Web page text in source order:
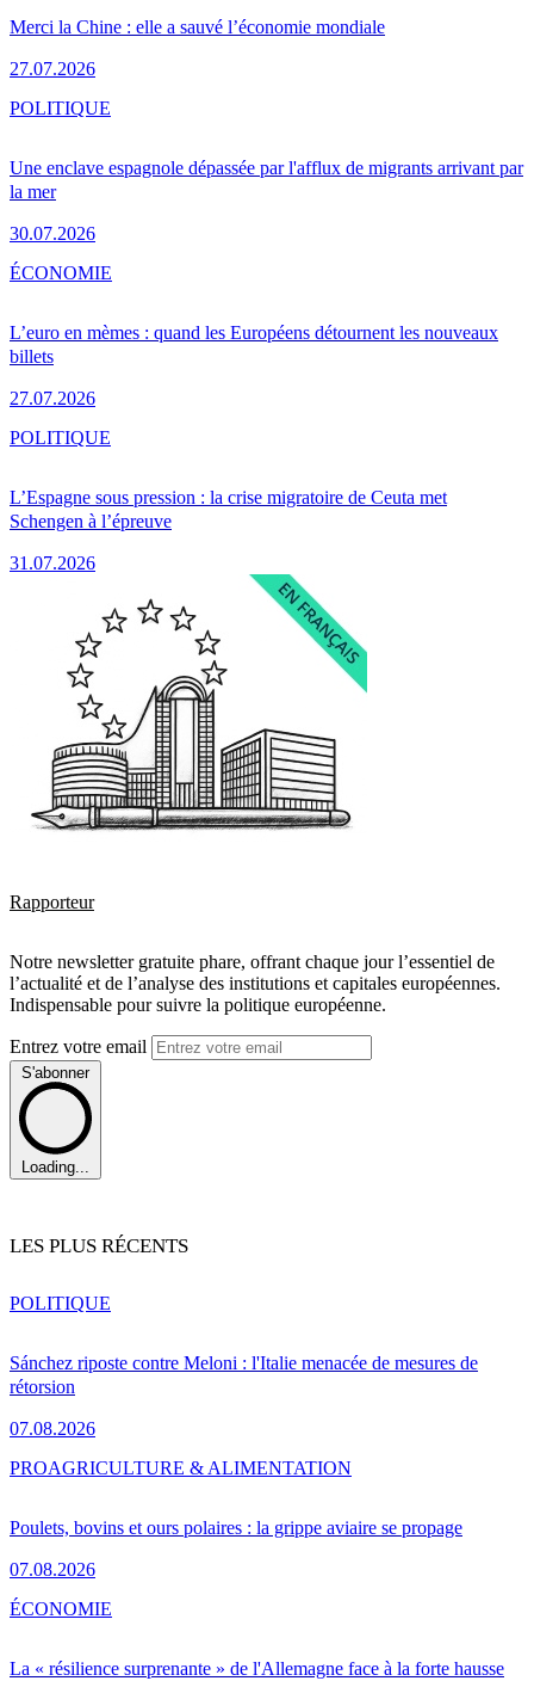
Merci la Chine : elle a sauvé l’économie mondiale
27.07.2026
Une enclave espagnole dépassée par l'afflux de migrants arrivant par
la mer
30.07.2026
POLITIQUE
L’euro en mèmes : quand les Européens détournent les nouveaux
billets
27.07.2026
ÉCONOMIE
L’Espagne sous pression : la crise migratoire de Ceuta met
Schengen à l’épreuve
31.07.2026
POLITIQUE
Rapporteur
Notre newsletter gratuite phare, offrant chaque jour l’essentiel de
l’actualité et de l’analyse des institutions et capitales européennes.
Indispensable pour suivre la politique européenne.
Entrez votre email
S'abonner
Loading...
LES PLUS RÉCENTS
Sánchez riposte contre Meloni : l'Italie menacée de mesures de
rétorsion
07.08.2026
POLITIQUE
Poulets, bovins et ours polaires : la grippe aviaire se propage
07.08.2026
PROAGRICULTURE & ALIMENTATION
La « résilience surprenante » de l'Allemagne face à la forte hausse
ÉCONOMIE